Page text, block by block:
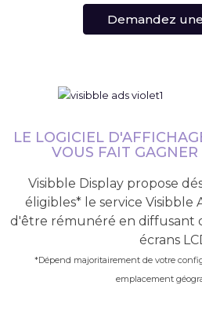
Demandez
LE LOGICIEL
VOUS FAIT
Visibble Display propose
éligibles* le service Visibble
d'être rémunéré en diffusant
écrans
*Dépend majoritairement de votre
emplacement